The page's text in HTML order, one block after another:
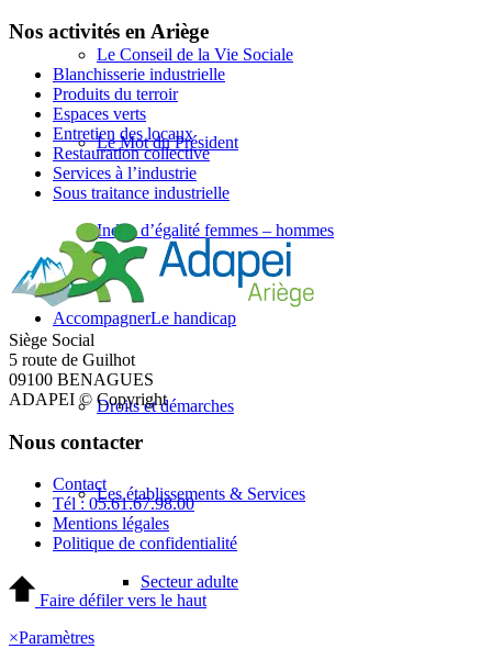
Le Conseil de la Vie Sociale
Le Mot du Président
Index d’égalité femmes – hommes
AccompagnerLe handicap
Droits et démarches
Les établissements & Services
Secteur adulte
Nos activités en Ariège
Blanchisserie industrielle
Produits du terroir
Espaces verts
Entretien des locaux
Restauration collective
Services à l’industrie
Sous traitance industrielle
Siège Social
5 route de Guilhot
09100 BENAGUES
ADAPEI © Copyright
Nous contacter
Contact
Tél : 05.61.67.98.00
Mentions légales
Politique de confidentialité
Faire défiler vers le haut
×Paramètres